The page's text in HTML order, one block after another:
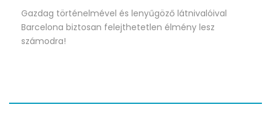
Gazdag történelmével és lenyűgöző látnivalóival
Barcelona biztosan felejthetetlen élmény lesz
számodra!